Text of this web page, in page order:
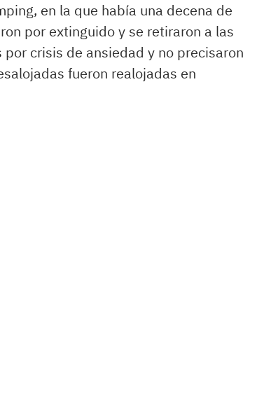
en la que había una decena de
por extinguido y se retiraron a las
crisis de ansiedad y no precisaron
fueron realojadas en